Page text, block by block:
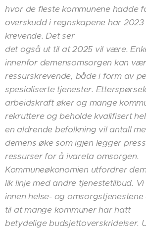
hvor de fleste kommunene hadde
overskudd i regnskapene har
krevende. Det ser
det også ut til at 2025 vil være.
innenfor demensomsorgen kan
ressurskrevende, både i form av
spesialiserte tjenester.
arbeidskraft øker og mange
rekruttere og beholde kvalifisert
en aldrende befolkning vil antall
demens øke som igjen legger
ressurser for å ivareta omsorgen.
Kommuneøkonomien utfordrer
lik linje med andre tjenestetilbud.
innen helse- og
til at mange kommuner har hatt
betydelige budsjettoverskridelser.